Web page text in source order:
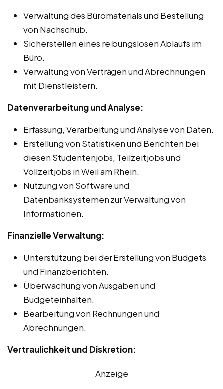
Verwaltung des Büromaterials und Bestellung
von Nachschub.
Sicherstellen eines reibungslosen Ablaufs im
Büro.
Verwaltung von Verträgen und Abrechnungen
mit Dienstleistern.
Datenverarbeitung und Analyse:
Erfassung, Verarbeitung und Analyse von Daten.
Erstellung von Statistiken und Berichten bei
diesen Studentenjobs, Teilzeitjobs und
Vollzeitjobs in Weil am Rhein.
Nutzung von Software und
Datenbanksystemen zur Verwaltung von
Informationen.
Finanzielle Verwaltung:
Unterstützung bei der Erstellung von Budgets
und Finanzberichten.
Überwachung von Ausgaben und
Budgeteinhalten.
Bearbeitung von Rechnungen und
Abrechnungen.
Vertraulichkeit und Diskretion:
Anzeige